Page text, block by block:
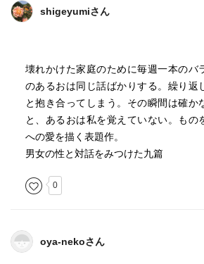
shigeyumiさん
壊れかけた家庭のために毎週一本のバ
のあるおは同じ話ばかりする。繰り返
と抱き合ってしまう。その瞬間は確か
と、あるおは私を覚えていない。もの
への愛を描く表題作。
男女の性と対話をみつけた九篇
0
oya-nekoさん